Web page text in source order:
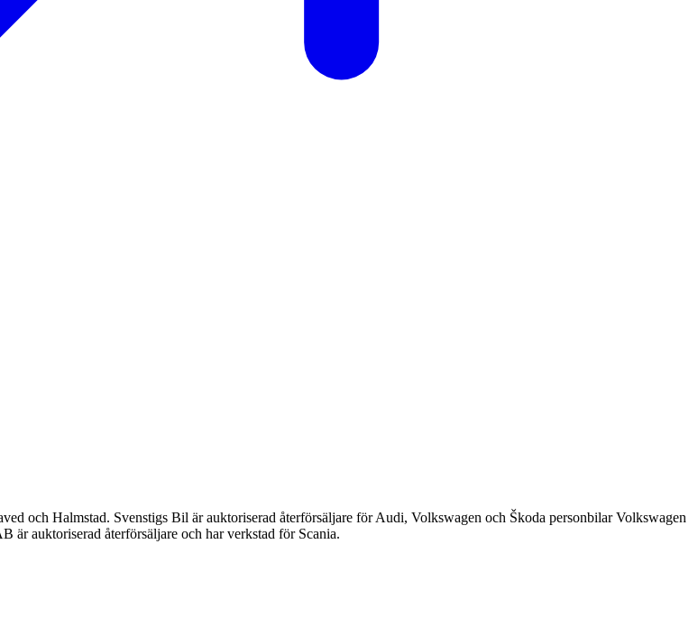
och Halmstad. Svenstigs Bil är auktoriserad återförsäljare för Audi, Volkswagen och Škoda personbilar Volkswagen
är auktoriserad återförsäljare och har verkstad för Scania.